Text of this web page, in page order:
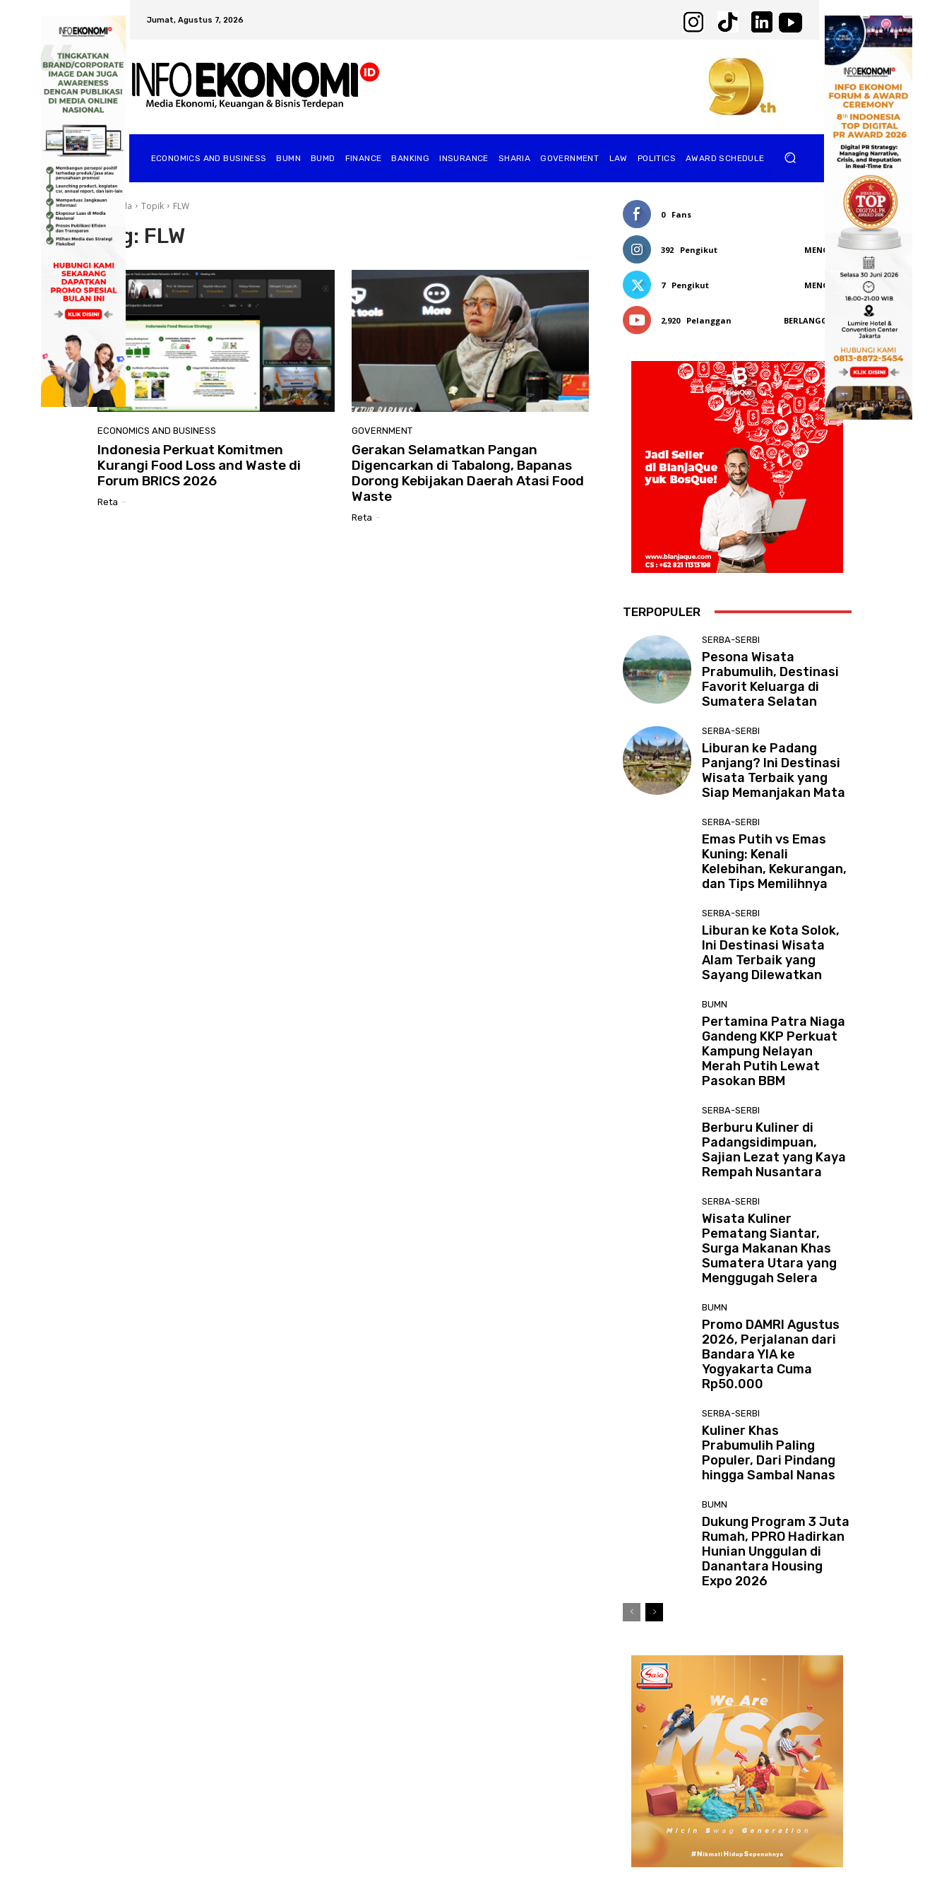
Jumat, Agustus 7, 2026
ECONOMICS AND BUSINESS BUMN BUMD FINANCE BANKING INSURANCE SHARIA GOVERNMENT ⁠LAW POLITICS AWARD SCHEDULE
Beranda Topik FLW
Tag: FLW
ECONOMICS AND BUSINESS
Indonesia Perkuat Komitmen
Kurangi Food Loss and Waste di
Forum BRICS 2026
Reta -
GOVERNMENT
Gerakan Selamatkan Pangan
Digencarkan di Tabalong, Bapanas
Dorong Kebijakan Daerah Atasi Food
Waste
Reta -
0 Fans SUKA
392 Pengikut MENGIKUTI
7 Pengikut MENGIKUTI
2,920 Pelanggan BERLANGGANAN
TERPOPULER
SERBA-SERBI
Pesona Wisata
Prabumulih, Destinasi
Favorit Keluarga di
Sumatera Selatan
SERBA-SERBI
Liburan ke Padang
Panjang? Ini Destinasi
Wisata Terbaik yang
Siap Memanjakan Mata
SERBA-SERBI
Emas Putih vs Emas
Kuning: Kenali
Kelebihan, Kekurangan,
dan Tips Memilihnya
SERBA-SERBI
Liburan ke Kota Solok,
Ini Destinasi Wisata
Alam Terbaik yang
Sayang Dilewatkan
BUMN
Pertamina Patra Niaga
Gandeng KKP Perkuat
Kampung Nelayan
Merah Putih Lewat
Pasokan BBM
SERBA-SERBI
Berburu Kuliner di
Padangsidimpuan,
Sajian Lezat yang Kaya
Rempah Nusantara
SERBA-SERBI
Wisata Kuliner
Pematang Siantar,
Surga Makanan Khas
Sumatera Utara yang
Menggugah Selera
BUMN
Promo DAMRI Agustus
2026, Perjalanan dari
Bandara YIA ke
Yogyakarta Cuma
Rp50.000
SERBA-SERBI
Kuliner Khas
Prabumulih Paling
Populer, Dari Pindang
hingga Sambal Nanas
BUMN
Dukung Program 3 Juta
Rumah, PPRO Hadirkan
Hunian Unggulan di
Danantara Housing
Expo 2026